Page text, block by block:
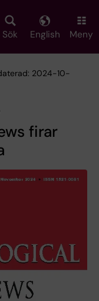
Sök English Meny
2024-10-
firar